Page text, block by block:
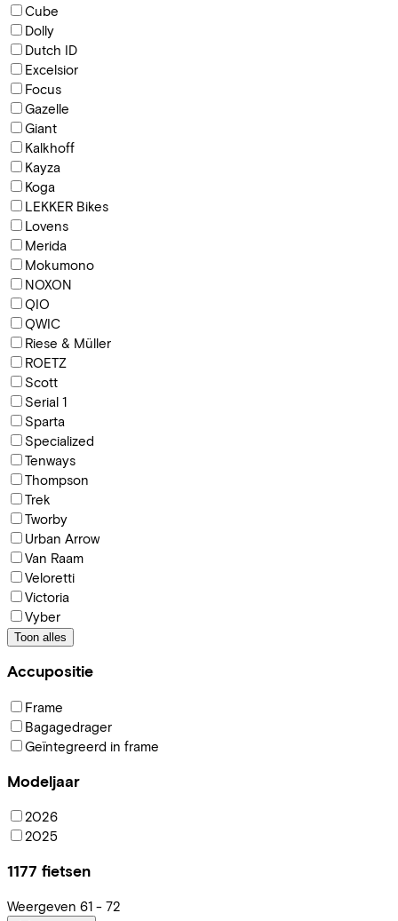
Cube
Dolly
Dutch ID
Excelsior
Focus
Gazelle
Giant
Kalkhoff
Kayza
Koga
LEKKER Bikes
Lovens
Merida
Mokumono
NOXON
QIO
QWIC
Riese & Müller
ROETZ
Scott
Serial 1
Sparta
Specialized
Tenways
Thompson
Trek
Tworby
Urban Arrow
Van Raam
Veloretti
Victoria
Vyber
Toon alles
Accupositie
Frame
Bagagedrager
Geïntegreerd in frame
Modeljaar
2026
2025
1177 fietsen
Weergeven 61 - 72